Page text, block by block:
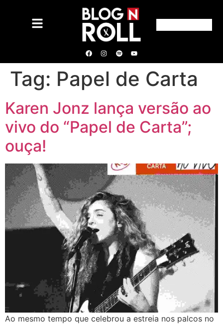
Tag: Papel de Carta
Karen Jonz lança versão ao
vivo do “Papel de Carta”;
ouça!
Ao mesmo tempo que celebrou a estreia nos palcos no